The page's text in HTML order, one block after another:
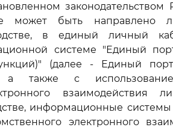
может быть направлено
в единый личный
системе "Единый
(далее - Единый
а также с
взаимодействия
информационные
электронного